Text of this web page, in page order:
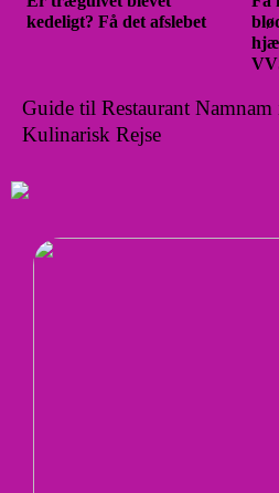
kedeligt? Få det afslebet
Guide til Restaurant
Kulinarisk Rejse